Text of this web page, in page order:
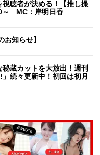
聴者が決める！【推し撮
～ MC：岸明日香
知らせ】
秘蔵カットを大放出！週刊
続々更新中！初回は初月